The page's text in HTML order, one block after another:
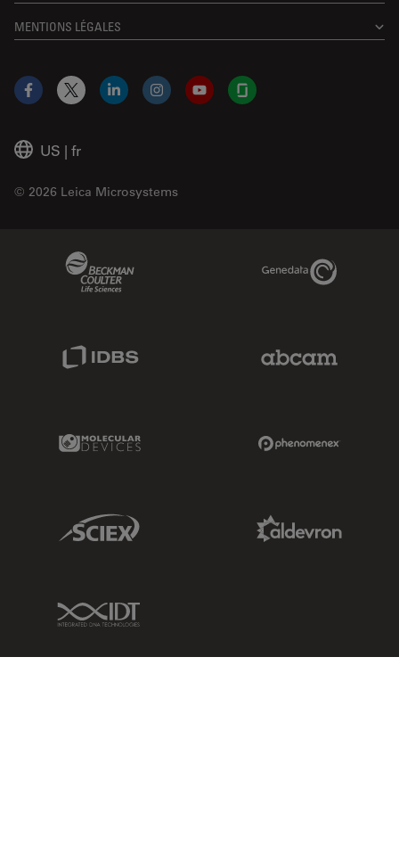
MENTIONS LÉGALES
US | fr
© 2026 Leica Microsystems
Facebook
X LinkedInInstagramYouTubeGlassdoor
Genedata Link
IDBS Link
Molecular Devices Link
Sciex Link
IDT Link